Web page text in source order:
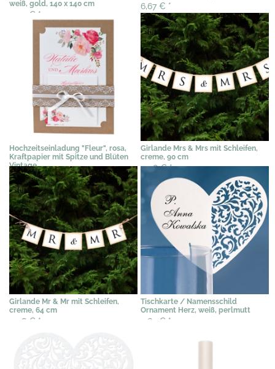
weiß, gold, 140 x 140 cm
5,90 € *
6,67 € *
Hochzeitseinladung "Fleur", rosa,
Kraftpapier mit Spitze und Blüten
Vintage
3,89 €*
Girlande Mrs & Mrs mit Schleifen,
creme, 90 cm
5,08 €*
Girlande Mr & Mr mit Schleifen,
creme, 64 cm
5,08 € *
Tischkarte / Namensschild
Ornament Herz, weiß, perlmutt
4,67 € *